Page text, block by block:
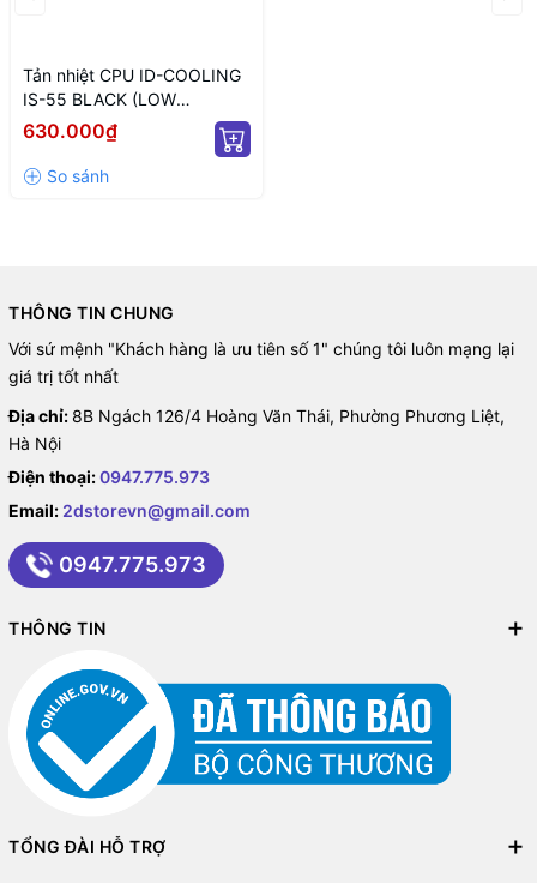
Tản nhiệt CPU ID-COOLING
IS-55 BLACK (LOW
PROFILE/ MÀU ĐEN/ 55MM)
630.000₫
THÔNG TIN CHUNG
Với sứ mệnh "Khách hàng là ưu tiên số 1" chúng tôi luôn mạng lại
giá trị tốt nhất
Địa chỉ: 8B Ngách 126/4 Hoàng Văn Thái, Phường Phương Liệt,
Hà Nội
Điện thoại:0947.775.973
Email: 2dstorevn@gmail.com
0947.775.973
THÔNG TIN
TỔNG ĐÀI HỖ TRỢ